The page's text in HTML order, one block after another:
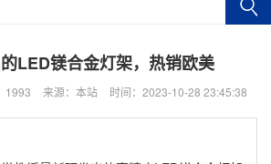
LED镁合金灯架，热销欧美
1993 来源：本站 时间：2023-10-28 23:45:38